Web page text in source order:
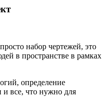
набор чертежей, это
в пространстве в рамках
определение
и все, что нужно для